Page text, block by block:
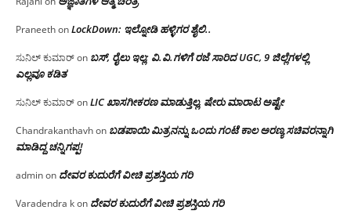
PraneethonLockDown: ಇಲ್ನೋಡಿ ಹಳ್ಳಿಗರ ಶೈಲಿ..
ಸುನಿಲ್ ಕುಮಾರ್on ಬಸ್, ರೈಲು ಇಲ್ಲ; ವಿ.ವಿ.ಗಳಿಗೆ ರಜೆ ಸಾರಿದ UGC, 9 ಜಿಲ್ಲೆಗಳಲ್ಲಿ
ಎಲ್ಲವೂ ಕಡಿತ
ಸುನಿಲ್ ಕುಮಾರ್onLIC ಖಾಸಗೀಕರಣ ಮಾಡುತ್ತಿಲ್ಲ, ಷೇರು ಮಾರಾಟ ಅಷ್ಟೇ
Chandrakanthavhon ಬಡಪಾಯಿ ಮಿತ್ರನನ್ನು ಒಂದು ಗಂಟೆ ಕಾಲ ಅರಣ್ಯ ಸಚಿವರನ್ನಾಗಿ
ಮಾಡಿದ್ದ ಚನ್ನಿಗಪ್ಪ!
adminon ದೇವರ ಕುದುರೆಗೆ ವೀಚಿ ಪ್ರಶಸ್ತಿಯ ಗರಿ
Varadendra kon ದೇವರ ಕುದುರೆಗೆ ವೀಚಿ ಪ್ರಶಸ್ತಿಯ ಗರಿ